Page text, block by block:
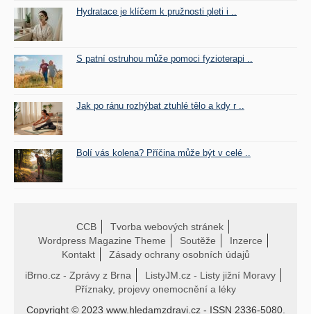
Hydratace je klíčem k pružnosti pleti i ..
S patní ostruhou může pomoci fyzioterapi ..
Jak po ránu rozhýbat ztuhlé tělo a kdy r ..
Bolí vás kolena? Příčina může být v celé ..
CCB
Tvorba webových stránek
Wordpress Magazine Theme
Soutěže
Inzerce
Kontakt
Zásady ochrany osobních údajů
iBrno.cz - Zprávy z Brna
ListyJM.cz - Listy jižní Moravy
Příznaky, projevy onemocnění a léky
Copyright © 2023 www.hledamzdravi.cz - ISSN 2336-5080.